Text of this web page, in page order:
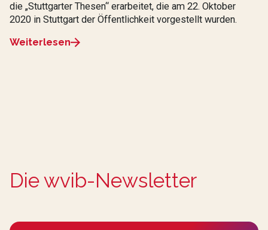
die „Stuttgarter Thesen“ erarbeitet, die am 22. Oktober
2020 in Stuttgart der Öffentlichkeit vorgestellt wurden.
Weiterlesen
Die wvib-Newsletter